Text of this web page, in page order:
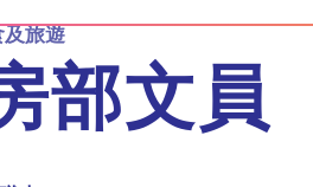
旅遊
部文員